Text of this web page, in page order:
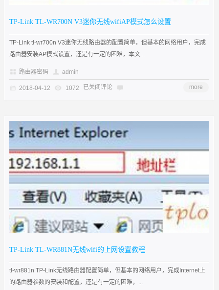
TP-Link TL-WR700N V3迷你无线wifiAP模式怎么设置
TP-Link tl-wr700n V3迷你无线路由器的配置简单，但基本的网络用户，完成
路由器安装AP模式设置，还是有一定的困难，本文...
路由器密码 admin
2018-04-12 1072 已关闭评论 more
TP-Link TL-WR881N无线wifi的上网设置教程
tl-wr881n TP-Link无线路由器配置简单，但基本的网络用户，完成Internet上
的路由器参数的安装和配置，还是有一定的困难，...